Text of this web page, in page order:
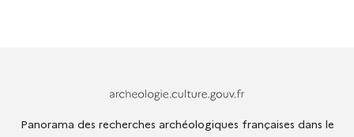
Panorama des recherches archéologiques françaises dans le